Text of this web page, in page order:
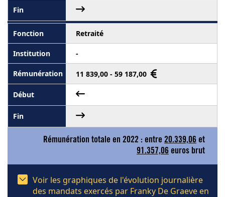
Retraité
-
11 839,00 - 59 187,00
Rémunération totale en 2022 : entre 20.339,06 et
91.357,06 euros brut
Voir les graphiques de l'évolution journalière
des mandats exercés par Franky De Graeve en